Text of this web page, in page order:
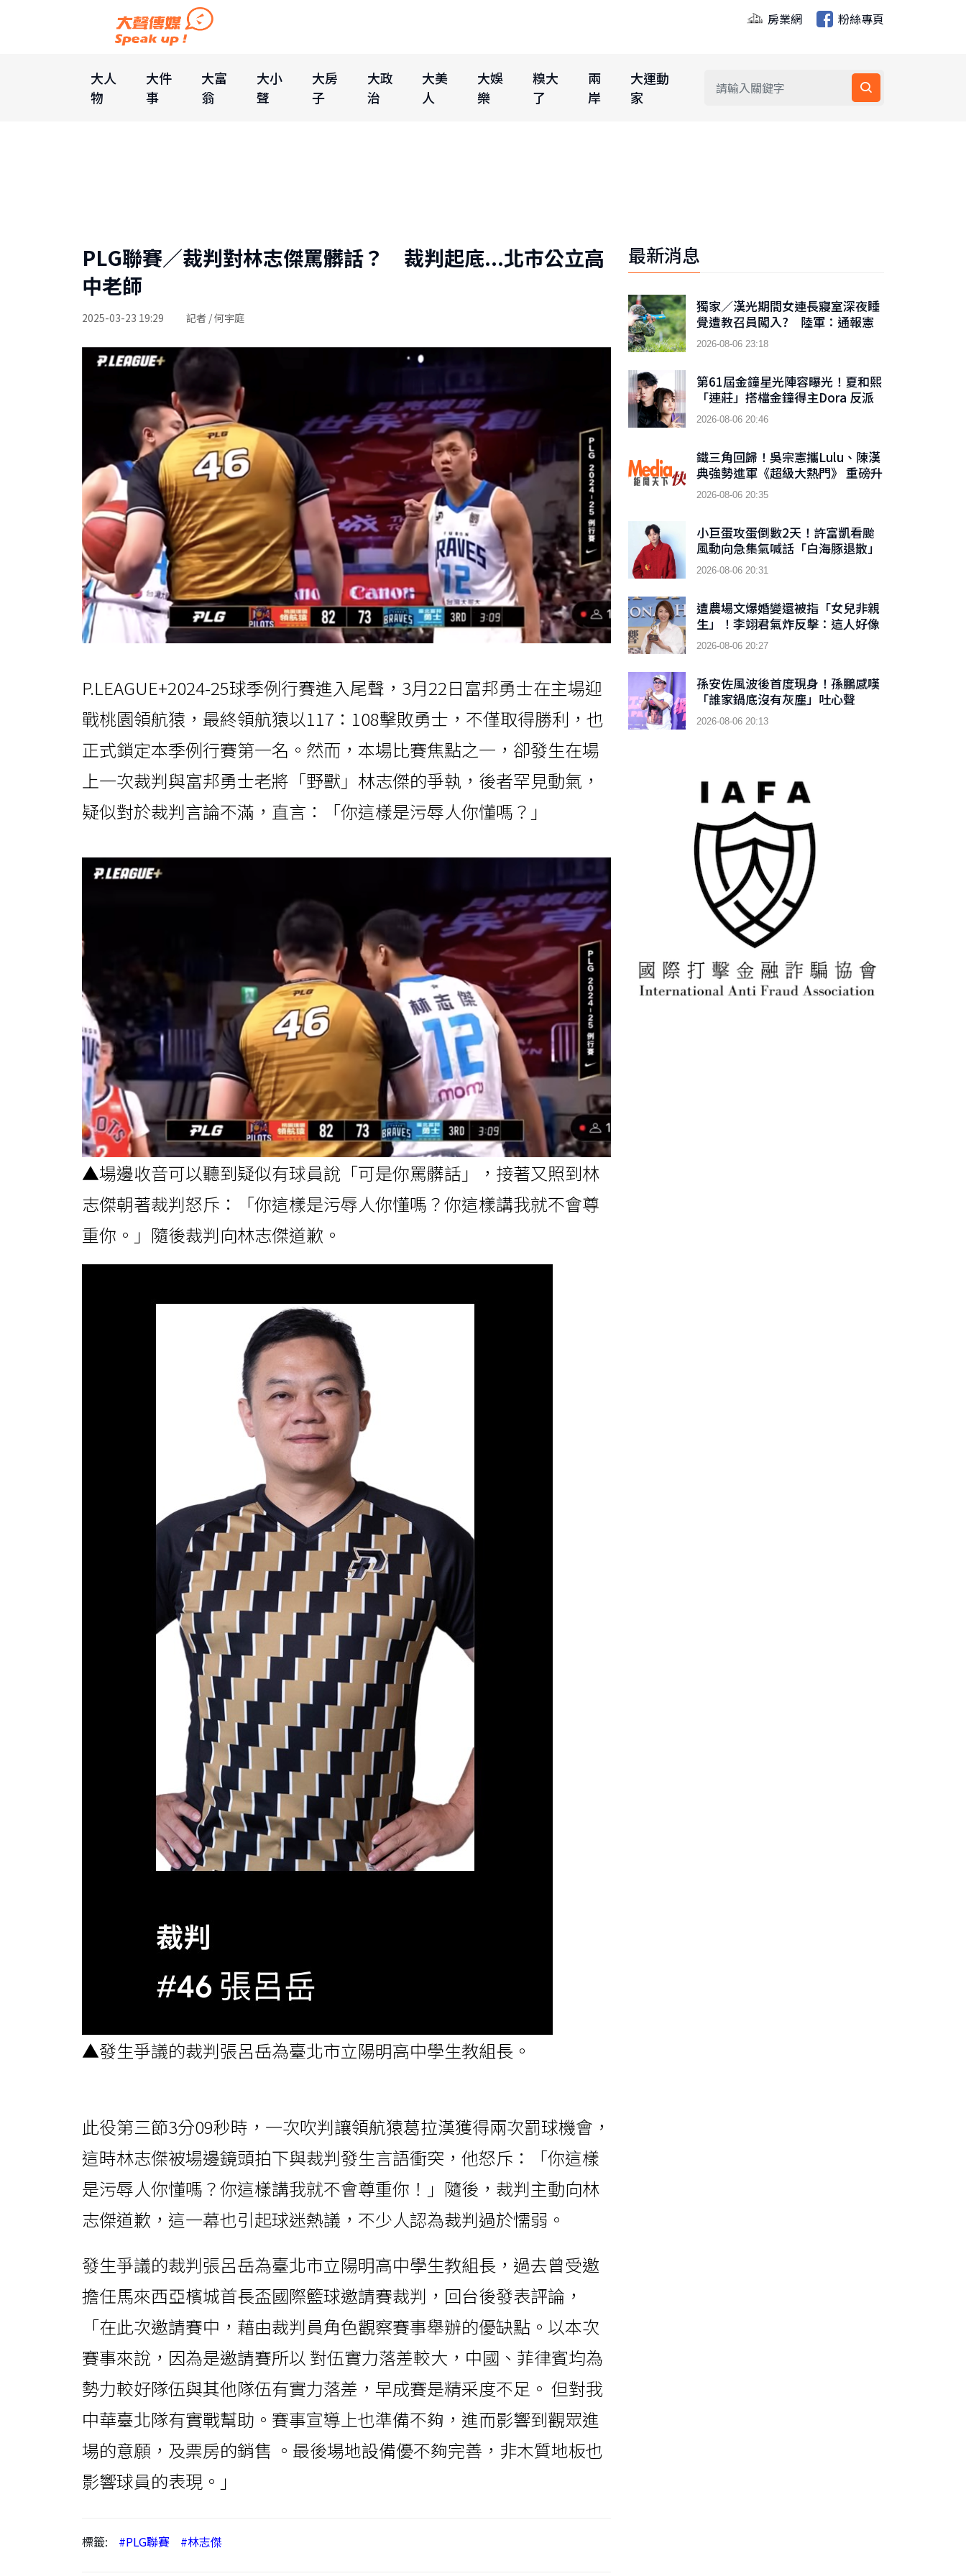
房業網 粉絲專頁
大人
物
大件
事
大富
翁
大小
聲
大房
子
大政
治
大美
人
大娛
樂
糗大
了
兩
岸
大運動
家
PLG聯賽／裁判對林志傑罵髒話？ 裁判起底...北市公立高
中老師
2025-03-23 19:29 記者 / 何宇庭
P.LEAGUE+2024-25球季例行賽進入尾聲，3月22日富邦勇士在主場迎
戰桃園領航猿，最終領航猿以117：108擊敗勇士，不僅取得勝利，也
正式鎖定本季例行賽第一名。然而，本場比賽焦點之一，卻發生在場
上一次裁判與富邦勇士老將「野獸」林志傑的爭執，後者罕見動氣，
疑似對於裁判言論不滿，直言：「你這樣是污辱人你懂嗎？」
▲場邊收音可以聽到疑似有球員說「可是你罵髒話」，接著又照到林
志傑朝著裁判怒斥：「你這樣是污辱人你懂嗎？你這樣講我就不會尊
重你。」隨後裁判向林志傑道歉。
▲發生爭議的裁判張呂岳為臺北市立陽明高中學生教組長。
此役第三節3分09秒時，一次吹判讓領航猿葛拉漢獲得兩次罰球機會，
這時林志傑被場邊鏡頭拍下與裁判發生言語衝突，他怒斥：「你這樣
是污辱人你懂嗎？你這樣講我就不會尊重你！」隨後，裁判主動向林
志傑道歉，這一幕也引起球迷熱議，不少人認為裁判過於懦弱。
發生爭議的裁判張呂岳為臺北市立陽明高中學生教組長，過去曾受邀
擔任馬來西亞檳城首長盃國際籃球邀請賽裁判，回台後發表評論，
「在此次邀請賽中，藉由裁判員角色觀察賽事舉辦的優缺點。以本次
賽事來說，因為是邀請賽所以 對伍實力落差較大，中國、菲律賓均為
勢力較好隊伍與其他隊伍有實力落差，早成賽是精采度不足。 但對我
中華臺北隊有實戰幫助。賽事宣導上也準備不夠，進而影響到觀眾進
場的意願，及票房的銷售 。最後場地設備優不夠完善，非木質地板也
影響球員的表現。」
標籤: #PLG聯賽 #林志傑
最新消息
獨家／漢光期間女連長寢室深夜睡
覺遭教召員闖入? 陸軍：通報憲
兵隊偵辦
2026-08-06 23:18
第61屆金鐘星光陣容曝光！夏和熙
「連莊」搭檔金鐘得主Dora 反派
男神首接主持棒搭檔木木
2026-08-06 20:46
鐵三角回歸！吳宗憲攜Lulu、陳漢
典強勢進軍《超級大熱門》 重磅升
級「巨星秀」
2026-08-06 20:35
小巨蛋攻蛋倒數2天！許富凱看颱
風動向急集氣喊話「白海豚退散」
2026-08-06 20:31
遭農場文爆婚變還被指「女兒非親
生」！李翊君氣炸反擊：這人好像
睡在我床底下
2026-08-06 20:27
孫安佐風波後首度現身！孫鵬感嘆
「誰家鍋底沒有灰塵」吐心聲
2026-08-06 20:13